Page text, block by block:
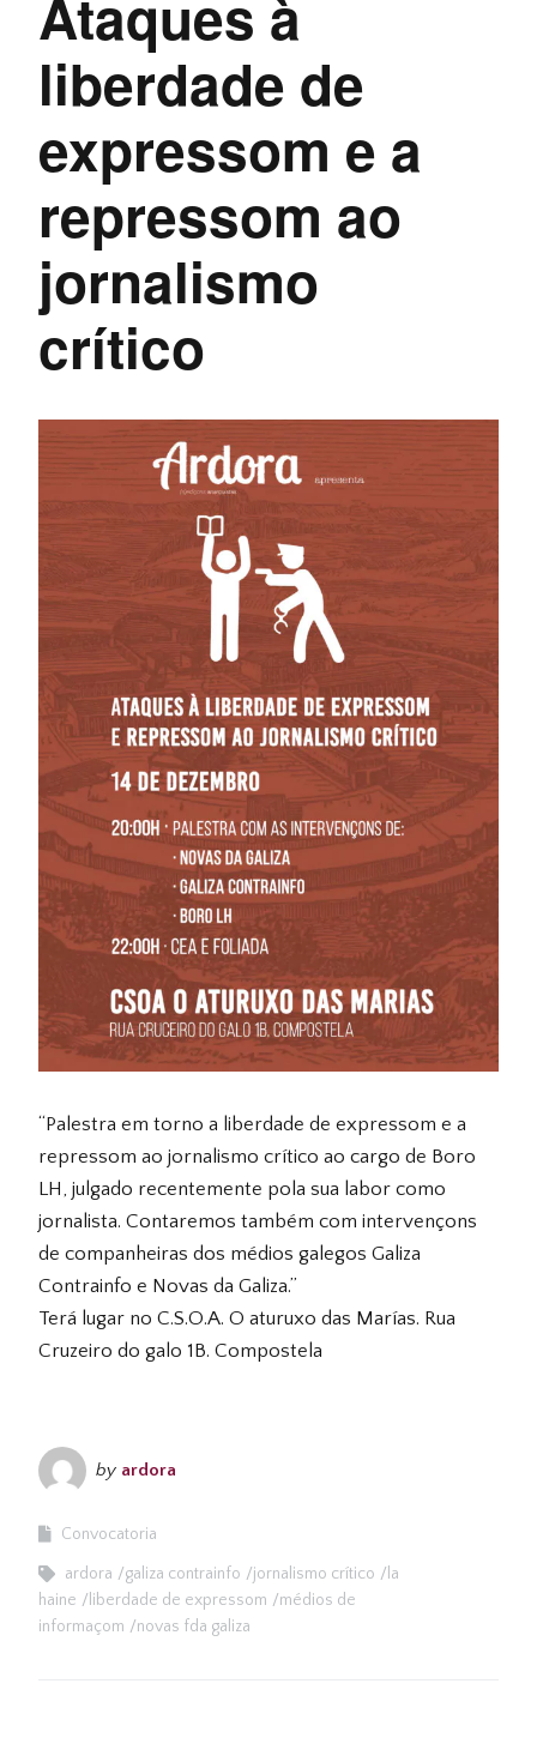
Ataques à
liberdade de
expressom e a
repressom ao
jornalismo
crítico
“Palestra em torno a liberdade de expressom e a
repressom ao jornalismo crítico ao cargo de Boro
LH, julgado recentemente pola sua labor como
jornalista. Contaremos também com intervençons
de companheiras dos médios galegos Galiza
Contrainfo e Novas da Galiza.”
Terá lugar no C.S.O.A. O aturuxo das Marías. Rua
Cruzeiro do galo 1B. Compostela
by ardora
Convocatoria
ardora galiza contrainfo jornalismo crítico
la
haine
liberdade de expressom
médios de
informaçom
novas fda galiza